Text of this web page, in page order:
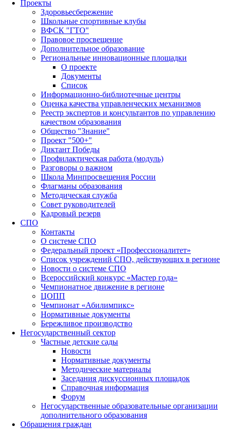
Проекты
Здоровьесбережение
Школьные спортивные клубы
ВФСК "ГТО"
Правовое просвещение
Дополнительное образование
Региональные инновационные площадки
О проекте
Документы
Список
Информационно-библиотечные центры
Оценка качества управленческих механизмов
Реестр экспертов и консультантов по управлению
качеством образования
Общество "Знание"
Проект "500+"
Диктант Победы
Профилактическая работа (модуль)
Разговоры о важном
Школа Минпросвещения России
Флагманы образования
Методическая служба
Совет руководителей
Кадровый резерв
СПО
Контакты
О системе СПО
Федеральный проект «Профессионалитет»
Список учреждений СПО, действующих в регионе
Новости о системе СПО
Всероссийский конкурс «Мастер года»
Чемпионатное движение в регионе
ЦОПП
Чемпионат «Абилимпикс»
Нормативные документы
Бережливое производство
Негосударственный сектор
Частные детские сады
Новости
Нормативные документы
Методические материалы
Заседания дискуссионных площадок
Справочная информация
Форум
Негосударственные образовательные организации
дополнительного образования
Обращения граждан